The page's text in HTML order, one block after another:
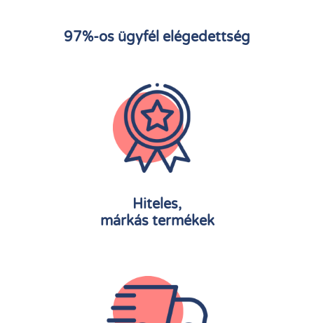
97%-os ügyfél elégedettség
Hiteles,
márkás termékek